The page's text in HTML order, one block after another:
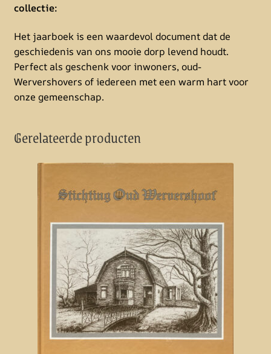
collectie:
Het jaarboek is een waardevol document dat de
geschiedenis van ons mooie dorp levend houdt.
Perfect als geschenk voor inwoners, oud-
Wervershovers of iedereen met een warm hart voor
onze gemeenschap.
Gerelateerde producten